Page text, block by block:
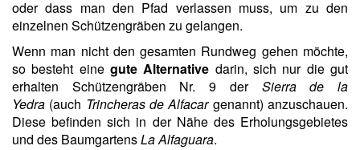
oder dass man den Pfad verlassen muss, um zu den
einzelnen Schützengräben zu gelangen.
Wenn man nicht den gesamten Rundweg gehen möchte,
so besteht eine gute Alternative darin, sich nur die gut
erhalten Schützengräben Nr. 9 der Sierra de la
Yedra (auch Trincheras de Alfacargenannt) anzuschauen.
Diese befinden sich in der Nähe des Erholungsgebietes
und des BaumgartensLa Alfaguara.